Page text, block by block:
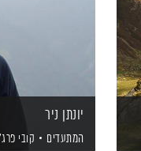
יונתן ניר
המתעדים קובי פרג'